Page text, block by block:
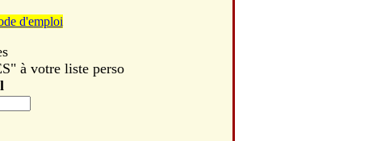
d'emploi
à votre liste perso